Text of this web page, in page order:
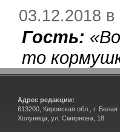
03.12.2018 в
Гость: «
то
Адрес редакции:
613200, Кировская обл., г. Белая
Холуница, ул. Смирнова, 18